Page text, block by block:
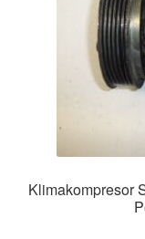
Klimakompresor